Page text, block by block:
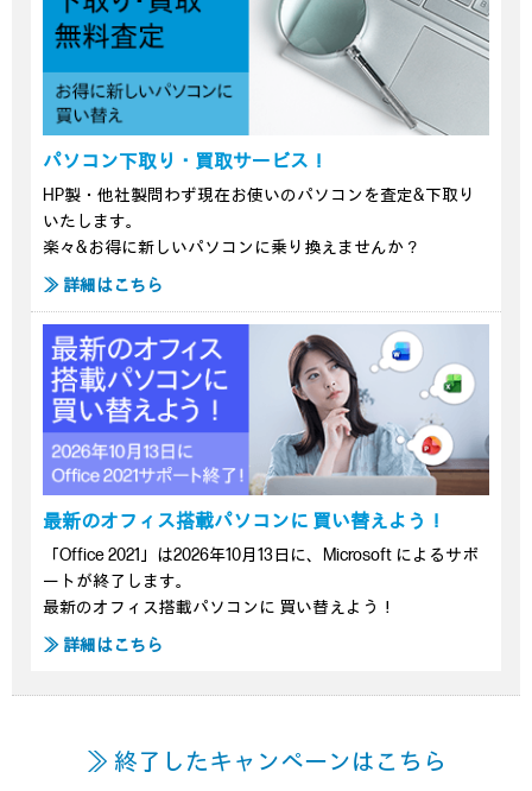
パソコン下取り・買取サービス！
HP製・他社製問わず現在お使いのパソコンを査定&下取り
いたします。
楽々&お得に新しいパソコンに乗り換えませんか？
≫ 詳細はこちら
最新のオフィス搭載パソコンに 買い替えよう！
「Office 2021」は2026年10月13日に、Microsoft によるサポ
ートが終了します。
最新のオフィス搭載パソコンに 買い替えよう！
≫ 詳細はこちら
≫ 終了したキャンペーンはこちら